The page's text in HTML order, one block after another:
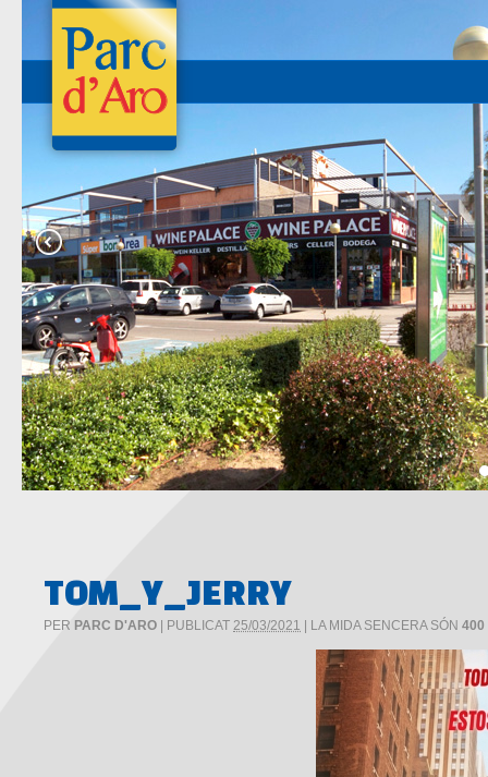
TOM_Y_JERRY
PER PARC D'ARO PUBLICAT 25/03/2021 LA MIDA SENCERA SÓN 400